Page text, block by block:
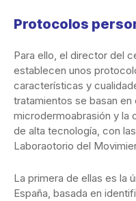
Protocolos
Para ello, el director del
establecen unos
características y
tratamientos se basan en
microdermoabrasión y la
de alta tecnología, con
Laboraotorio del
La primera de ellas es la
España, basada en